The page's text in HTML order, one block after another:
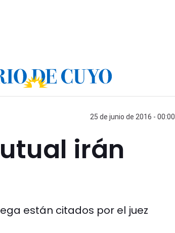
25 de junio de 2016 - 00:00
irán
están citados por el juez